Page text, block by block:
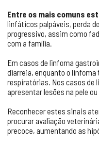
Entre os mais comuns
linfáticos palpáveis, perda
progressivo, assim como
com a família.
Em casos de linfoma
diarreia, enquanto o
respiratórias. Nos casos de
apresentar lesões na pele
Reconhecer estes sinais
procurar avaliação
precoce, aumentando as